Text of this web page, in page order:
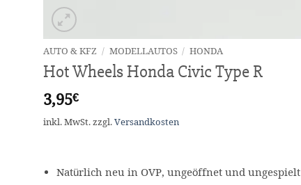
AUTO & KFZ / MODELLAUTOS / HONDA
Hot Wheels Honda Civic Type R
3,95€
inkl. MwSt.zzgl.Versandkosten
Natürlich neu in OVP, ungeöffnet und ungespielt